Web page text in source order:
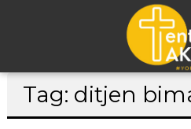
Lompat
Tag: ditjen